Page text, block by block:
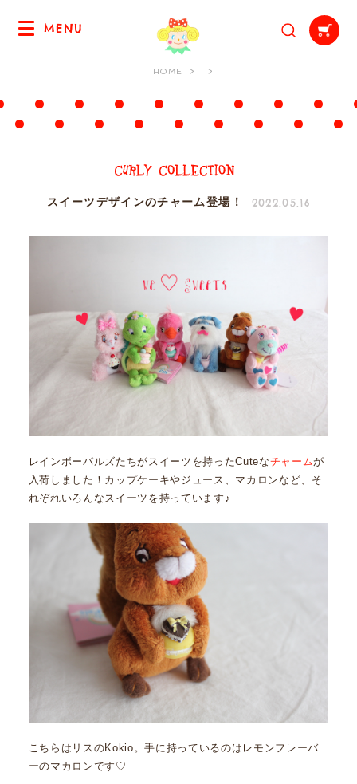
MENU
HOME
スイーツデザインのチャーム登場！ 2022.05.16
レインボーパルズたちがスイーツを持ったCuteなチャームが
入荷しました！カップケーキやジュース、マカロンなど、そ
れぞれいろんなスイーツを持っています♪
こちらはリスのKokio。手に持っているのはレモンフレーバ
ーのマカロンです♡